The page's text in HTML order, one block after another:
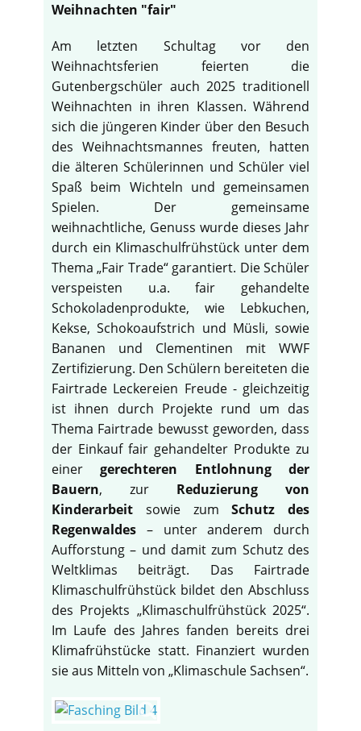
Weihnachten "fair"
Am letzten Schultag vor den
Weihnachtsferien feierten die
Gutenbergschüler auch 2025 traditionell
Weihnachten in ihren Klassen. Während
sich die jüngeren Kinder über den Besuch
des Weihnachtsmannes freuten, hatten
die älteren Schülerinnen und Schüler viel
Spaß beim Wichteln und gemeinsamen
Spielen. Der gemeinsame
weihnachtliche, Genuss wurde dieses Jahr
durch ein Klimaschulfrühstück unter dem
Thema „Fair Trade“ garantiert. Die Schüler
verspeisten u.a. fair gehandelte
Schokoladenprodukte, wie Lebkuchen,
Kekse, Schokoaufstrich und Müsli, sowie
Bananen und Clementinen mit WWF
Zertifizierung. Den Schülern bereiteten die
Fairtrade Leckereien Freude - gleichzeitig
ist ihnen durch Projekte rund um das
Thema Fairtrade bewusst geworden, dass
der Einkauf fair gehandelter Produkte zu
einergerechteren Entlohnung der
Bauern, zur Reduzierung von
Kinderarbeit sowie zumSchutz des
Regenwaldes – unter anderem durch
Aufforstung – und damit zum Schutz des
Weltklimas beiträgt. Das Fairtrade
Klimaschulfrühstück bildet den Abschluss
des Projekts „Klimaschulfrühstück 2025“.
Im Laufe des Jahres fanden bereits drei
Klimafrühstücke statt. Finanziert wurden
sie aus Mitteln von „Klimaschule Sachsen“.